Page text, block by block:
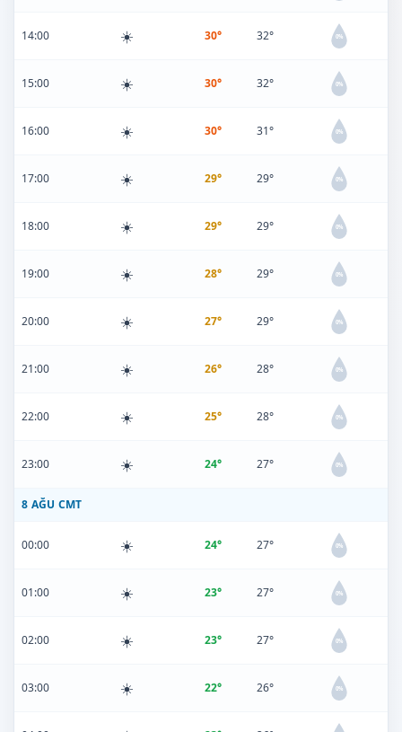
14:00 ☀️ 30° 32° 0%
15:00 ☀️ 30° 32° 0%
16:00 ☀️ 30° 31° 0%
17:00 ☀️ 29° 29° 0%
18:00 ☀️ 29° 29° 0%
19:00 ☀️ 28° 29° 0%
20:00 ☀️ 27° 29° 0%
21:00 ☀️ 26° 28° 0%
22:00 ☀️ 25° 28° 0%
23:00 ☀️ 24° 27° 0%
8 AĞU CMT
00:00 ☀️ 24° 27° 0%
01:00 ☀️ 23° 27° 0%
02:00 ☀️ 23° 27° 0%
03:00 ☀️ 22° 26° 0%